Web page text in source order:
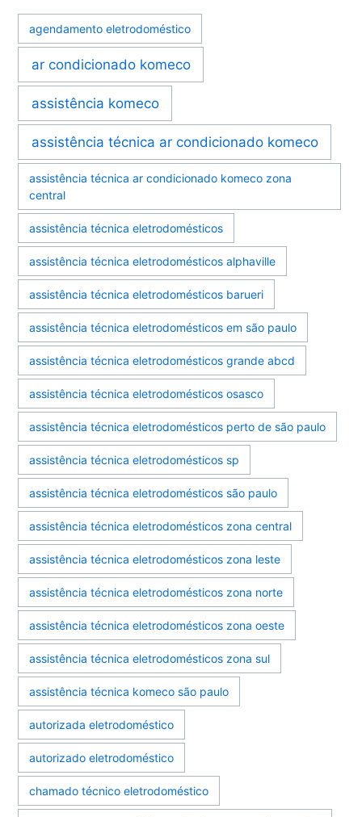
agendamento eletrodoméstico
ar condicionado komeco
assistência komeco
assistência técnica ar condicionado komeco
assistência técnica ar condicionado komeco zona
central
assistência técnica eletrodomésticos
assistência técnica eletrodomésticos alphaville
assistência técnica eletrodomésticos barueri
assistência técnica eletrodomésticos em são paulo
assistência técnica eletrodomésticos grande abcd
assistência técnica eletrodomésticos osasco
assistência técnica eletrodomésticos perto de são paulo
assistência técnica eletrodomésticos sp
assistência técnica eletrodomésticos são paulo
assistência técnica eletrodomésticos zona central
assistência técnica eletrodomésticos zona leste
assistência técnica eletrodomésticos zona norte
assistência técnica eletrodomésticos zona oeste
assistência técnica eletrodomésticos zona sul
assistência técnica komeco são paulo
autorizada eletrodoméstico
autorizado eletrodoméstico
chamado técnico eletrodoméstico